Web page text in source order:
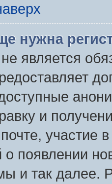
нужна
является
и
участие
о появлении
и так далее.